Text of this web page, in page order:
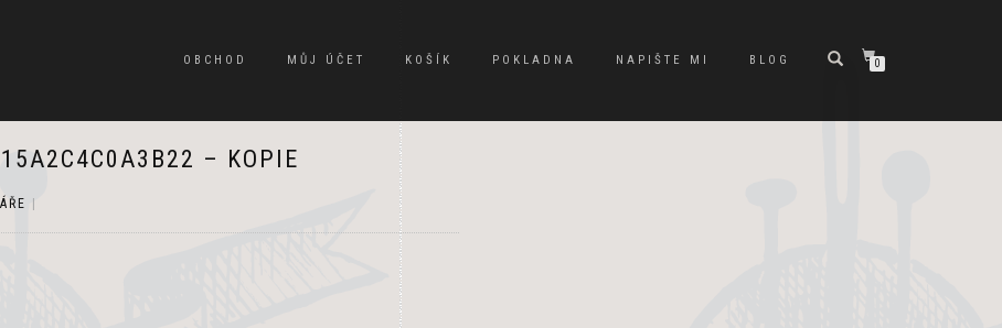
OBCHOD MŮJ ÚČET KOŠÍK POKLADNA NAPIŠTE MI BLOG 0
– KOPIE